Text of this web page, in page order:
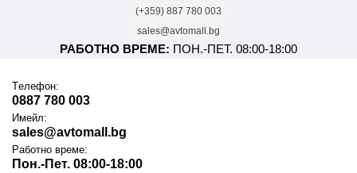
(+359) 887 780 003
sales@avtomall.bg
РАБОТНО ВРЕМЕ: ПОН.-ПЕТ. 08:00-18:00
Tелефон:
0887 780 003
Имейл:
sales@avtomall.bg
Работно време:
Пон.-Пет. 08:00-18:00